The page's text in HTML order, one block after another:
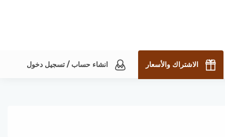
الاشتراك والأسعار انشاء حساب / تسجيل دخول